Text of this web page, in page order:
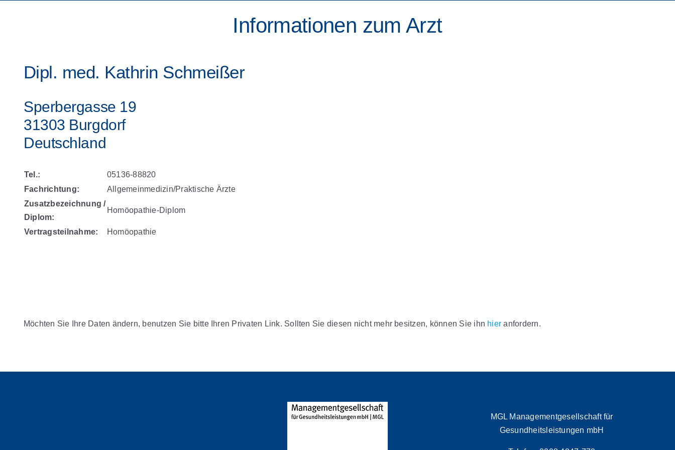
Informationen zum Arzt
Dipl. med. Kathrin Schmeißer
Sperbergasse 19
31303 Burgdorf
Deutschland
Tel.:
05136-88820
Fachrichtung:
Allgemeinmedizin/Praktische Ärzte
Zusatzbezeichnung /
Diplom:
Homöopathie-Diplom
Vertragsteilnahme: Homöopathie
Möchten Sie Ihre Daten ändern, benutzen Sie bitte Ihren Privaten Link. Sollten Sie diesen nicht mehr besitzen, können Sie ihn hier anfordern.
MGL Managementgesellschaft für
Gesundheitsleistungen mbH